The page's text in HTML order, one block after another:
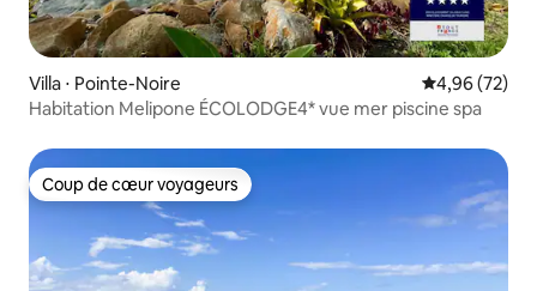
Villa ⋅ Pointe-Noire Évaluation
4,96 (72)
Habitation Melipone ÉCOLODGE4* vue mer piscine spa
Coup de cœur voyageurs
Coup de cœur voyageurs